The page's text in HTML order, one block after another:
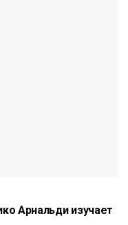
Арнальди изучает